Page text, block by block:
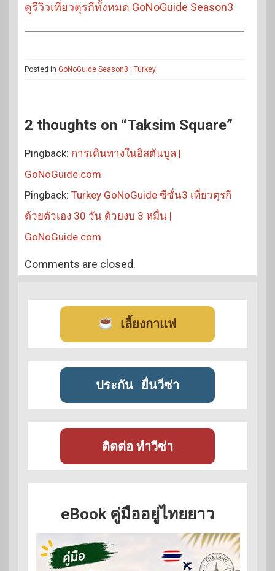
ดูรีวิวเที่ยวตุรกีทั้งหมด GoNoGuide Season3
Posted in GoNoGuide Season3 : Turkey
2 thoughts on “Taksim Square”
Pingback: การเดินทางในอิสตันบูล |
GoNoGuide.com
Pingback: Turkey GoNoGuide ซีซั่น3 เที่ยวตุรกี
ด้วยตัวเอง 30 วัน ด้วยงบ 3 หมื่น |
GoNoGuide.com
Comments are closed.
เลี้ยงกาแฟ
ประกัน ยื่นวีซ่า
ติดต่อ ทำวีซ่า
eBook คู่มืออยู่ไทยยาว